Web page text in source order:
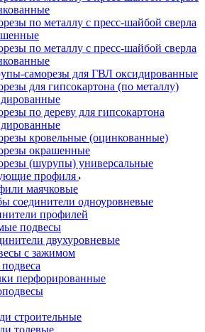
по металлу с пресс-шайбой сверла
по металлу с пресс-шайбой сверла
саморезы для ГВЛ оксидированные
для гипсокартона (по металлу)
по дереву для гипсокартона
кровельные (оцинкованные)
окрашенные
(шурупы) универсальные
профиля
маячковые
соединители одноуровневые
профилей
подвесы
двухуровневые
с зажимом
перфорированные
строительные
толевые